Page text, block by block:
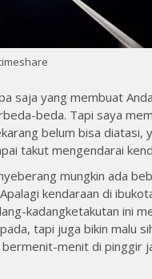
saja yang membuat
beda. Tapi saya
belum bisa diatasi,
takut mengendarai
mungkin ada
kendaraan di
kadangketakutan ini
tapi juga bikin malu
menit di pinggir